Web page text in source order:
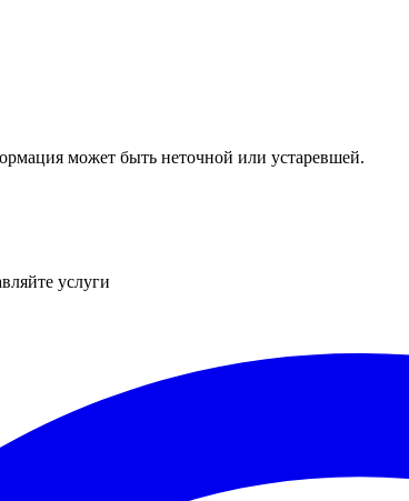
может быть неточной или устаревшей.
услуги